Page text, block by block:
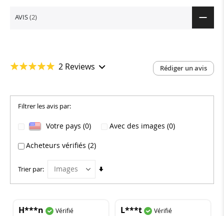
AVIS 2
2 Reviews Rédiger un avis
Filtrer les avis par:
Votre pays (0) Avec des images (0)
Acheteurs vérifiés (2)
Trier par
Par
H***n Vérifié L***t Vérifié